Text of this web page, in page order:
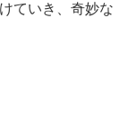
ていき、奇妙な